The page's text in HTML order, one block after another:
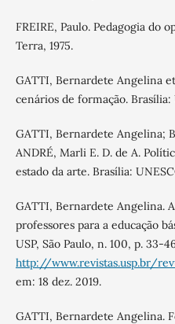
FREIRE, Paulo. Pedagogia do
Terra, 1975.
GATTI, Bernardete Angelina
cenários de formação. Brasília:
GATTI, Bernardete Angelina;
ANDRÉ, Marli E. D. de A.
estado da arte. Brasília:
GATTI, Bernardete Angelina.
professores para a educação
USP, São Paulo, n. 100, p. 33-
http://www.revistas.usp.br/
em: 18 dez. 2019.
GATTI, Bernardete Angelina.